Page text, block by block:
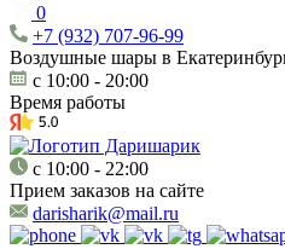
0
+7 (932) 707-96-99
Воздушные шары в
c 10:00 - 20:00
Время работы
c 10:00 - 22:00
Прием заказов на сайте
darisharik@mail.ru